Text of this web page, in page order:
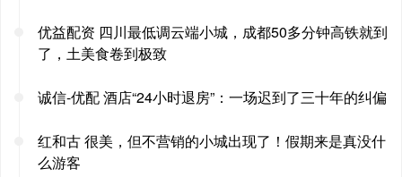
优益配资 四川最低调云端小城，成都50多分钟高铁就到
了，土美食卷到极致
诚信-优配 酒店“24小时退房”：一场迟到了三十年的纠偏
红和古 很美，但不营销的小城出现了！假期来是真没什
么游客